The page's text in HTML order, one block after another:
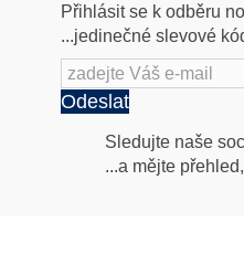
Přihlásit se k odběru
...jedinečné slevové
Odeslat
Následujte
Sledujte naše
...a mějte